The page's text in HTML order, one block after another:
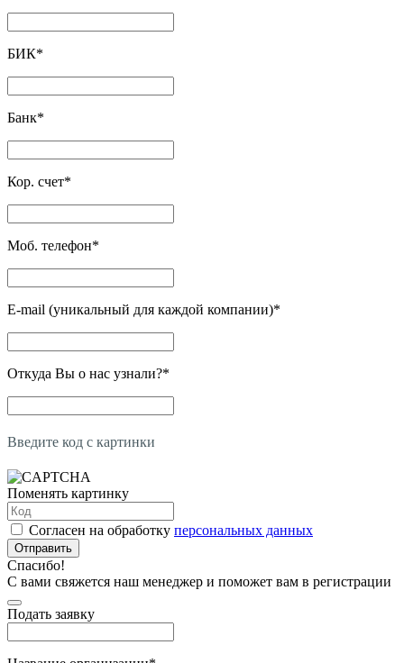
БИК*
Банк*
Кор. счет*
Моб. телефон*
E-mail (уникальный для каждой компании)*
Откуда Вы о нас узнали?*
Введите код с картинки
Поменять картинку
Согласен на обработку персональных данных
Отправить
Спасибо!
С вами свяжется наш менеджер и поможет вам в регистрации
Подать заявку